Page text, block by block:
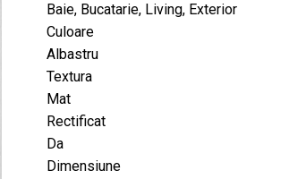
Baie, Bucatarie, Living, Exterior
Culoare
Albastru
Textura
Mat
Rectificat
Da
Dimensiune